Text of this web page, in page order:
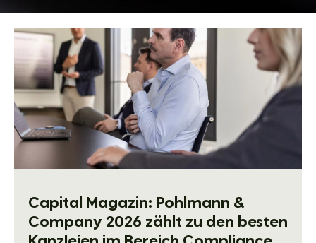
Capital Magazin: Pohlmann &
Company 2026 zählt zu den besten